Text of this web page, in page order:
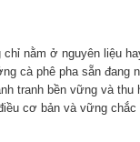
nằm ở nguyên liệu
cà phê pha sẵn đang
tranh bền vững và thu
cơ bản và vững